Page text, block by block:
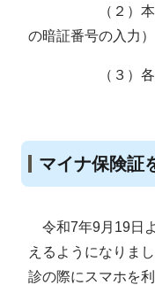
（２）本人認
の暗証番号の入力）
（３）各種情
マイナ保険証
令和7年9月19日
えるようになりま
診の際にスマホを